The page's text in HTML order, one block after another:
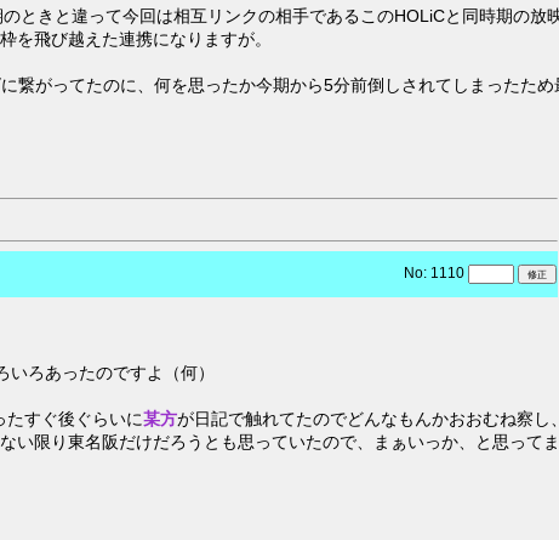
ときと違って今回は相互リンクの相手であるこのHOLiCと同時期の放
を飛び越えた連携になりますが。
繋がってたのに、何を思ったか今期から5分前倒しされてしまったため
No: 1110
ろあったのですよ（何）
たすぐ後ぐらいに某方が日記で触れてたのでどんなもんかおおむね察し
い限り東名阪だけだろうとも思っていたので、まぁいっか、と思って